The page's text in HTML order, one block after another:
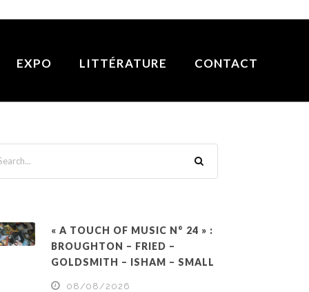
EXPO LITTÉRATURE CONTACT
« A TOUCH OF MUSIC N° 24 » :
BROUGHTON – FRIED –
GOLDSMITH – ISHAM – SMALL
08/08/2026